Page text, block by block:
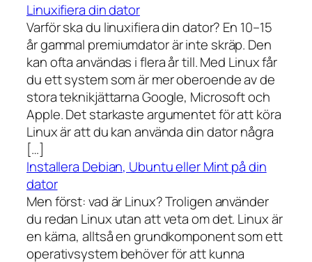
Linuxifiera din dator
Varför ska du linuxifiera din dator? En 10–15
år gammal premiumdator är inte skräp. Den
kan ofta användas i flera år till. Med Linux får
du ett system som är mer oberoende av de
stora teknikjättarna Google, Microsoft och
Apple. Det starkaste argumentet för att köra
Linux är att du kan använda din dator några
[…]
Installera Debian, Ubuntu eller Mint på din
dator
Men först: vad är Linux? Troligen använder
du redan Linux utan att veta om det. Linux är
en kärna, alltså en grundkomponent som ett
operativsystem behöver för att kunna